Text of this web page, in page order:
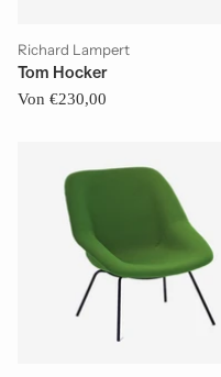
Richard Lampert
Tom Hocker
Von €230,00